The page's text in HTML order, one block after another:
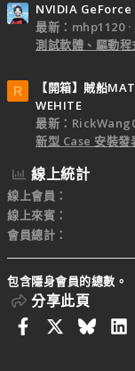
NVIDIA
最新：mhp1120
測試軟體、驅動程
R
【開箱】賊船
WEHITE
最新：
新型 Case 安裝發
線上統計
線上會員
線上來賓
會員總計
包含隱身會員的總數。
分享此頁
Facebook